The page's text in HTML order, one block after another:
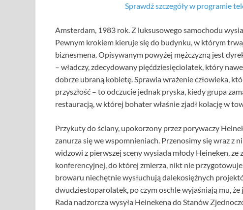
Sprawdź szczegóły w programie
Amsterdam, 1983 rok. Z luksusowego samochodu
Pewnym krokiem kieruje się do budynku, w którym
biznesmena. Opisywanym powyżej mężczyzną jest
– władczy, zdecydowany pięćdziesięciolatek, który
dobrze ubraną kobietę. Sprawia wrażenie człowieka,
przyszłość – to odczucie jednak pryska, kiedy grupa
restauracją, w której bohater właśnie zjadł kolację w
Przykuty do ściany, upokorzony przez porywaczy
zanurza się we wspomnieniach. Przenosimy się wraz z
widzowi z pierwszej sceny wysiada młody Heineken,
konferencyjnej, do której zmierza, nikt nie
browaru niechętnie wysłuchują dalekosiężnych
dwudziestoparolatek, po czym oschle wyjaśniają mu,
Rada nadzorcza wysyła Heinekena do Stanów